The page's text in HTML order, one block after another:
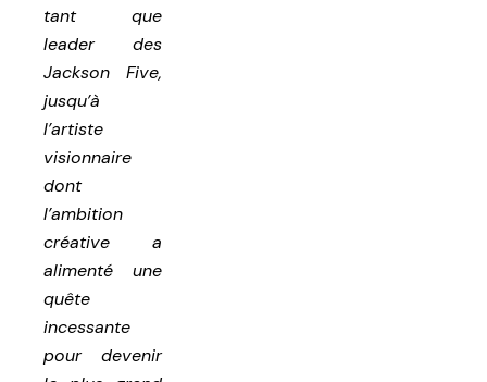
tant que
leader des
Jackson Five,
jusqu’à
l’artiste
visionnaire
dont
l’ambition
créative a
alimenté une
quête
incessante
pour devenir